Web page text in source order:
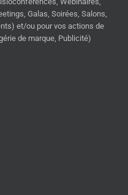
Galas, Soirées, Salons,
et/ou pour vos actions de
de marque, Publicité)